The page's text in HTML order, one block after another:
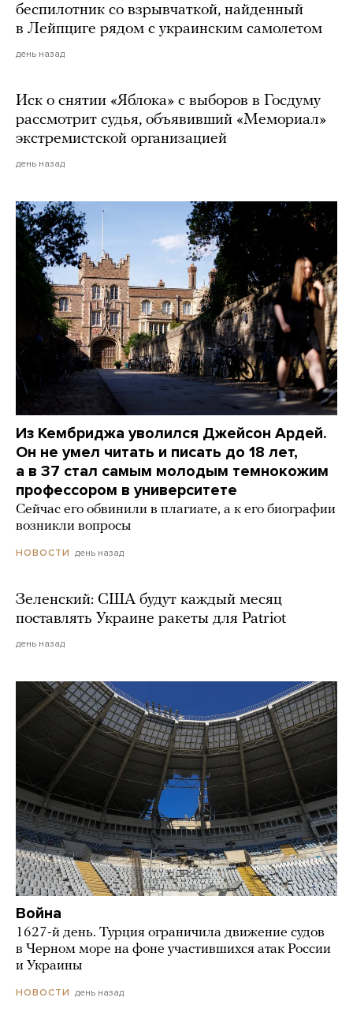
беспилотник со взрывчаткой, найденный
в Лейпциге рядом с украинским самолетом
день назад
Иск о снятии «Яблока» с выборов в Госдуму
рассмотрит судья, объявивший «Мемориал»
экстремистской организацией
день назад
Из Кембриджа уволился Джейсон Ардей.
Он не умел читать и писать до 18 лет,
а в 37 стал самым молодым темнокожим
профессором в университете
Сейчас его обвинили в плагиате, а к его биографии
возникли вопросы
НОВОСТИ день назад
Зеленский: США будут каждый месяц
поставлять Украине ракеты для Patriot
день назад
Война
1627-й день. Турция ограничила движение судов
в Черном море на фоне участившихся атак России
и Украины
НОВОСТИ день назад